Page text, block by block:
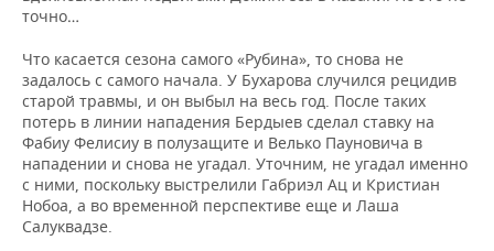
точно…
Что касается сезона самого «Рубина», то снова не
задалось с самого начала. У Бухарова случился рецидив
старой травмы, и он выбыл на весь год. После таких
потерь в линии нападения Бердыев сделал ставку на
Фабиу Фелисиу в полузащите и Велько Пауновича в
нападении и снова не угадал. Уточним, не угадал именно
с ними, поскольку выстрелили Габриэл Ац и Кристиан
Нобоа, а во временной перспективе еще и Лаша
Салуквадзе.